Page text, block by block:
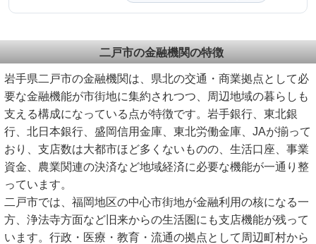
二戸市の金融機関の特徴
岩手県二戸市の金融機関は、県北の交通・商業拠点として必
要な金融機能が市街地に集約されつつ、周辺地域の暮らしも
支える構成になっている点が特徴です。岩手銀行、東北銀
行、北日本銀行、盛岡信用金庫、東北労働金庫、JAが揃って
おり、支店数は大都市ほど多くないものの、生活口座、事業
資金、農業関連の決済など地域経済に必要な機能が一通り整
っています。
二戸市では、福岡地区の中心市街地が金融利用の核になる一
方、浄法寺方面など旧来からの生活圏にも支店機能が残って
います。行政・医療・教育・流通の拠点として周辺町村から